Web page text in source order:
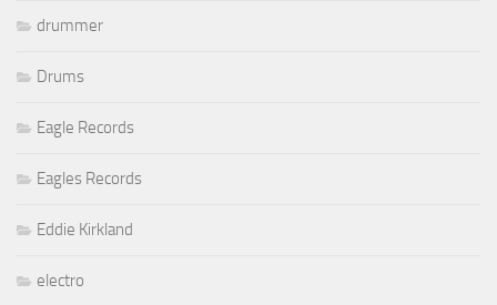
drummer
Drums
Eagle Records
Eagles Records
Eddie Kirkland
electro